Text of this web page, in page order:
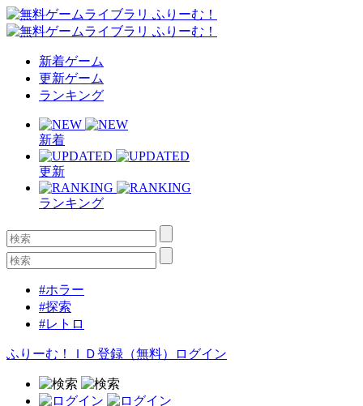
新着ゲーム
更新ゲーム
ランキング
新着
更新
ランキング
#ホラー
#探索
#レトロ
ふりーむ！ＩＤ登録（無料） ログイン